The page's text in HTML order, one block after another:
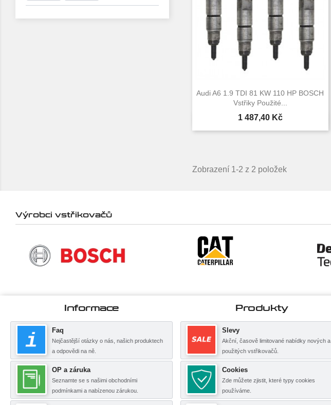
Audi A6 1.9 TDI 81 KW 110 HP BOSCH
Vstřiky Použité...
Cena
1 487,40 Kč
 Rychlý náhled
Zobrazení 1-2 z 2 položek
Výrobci vstřikovačů
Informace
Faq
Nejčastější otázky o nás, našich produktech
a odpovědi na ně.
OP a záruka
Seznamte se s našimi obchodními
podmínkami a nabízenou zárukou.
Produkty
Slevy
Akční, časově limitované nabídky nových a
použitých vstřikovačů.
Cookies
Zde můžete zjistit, které typy cookies
používáme.